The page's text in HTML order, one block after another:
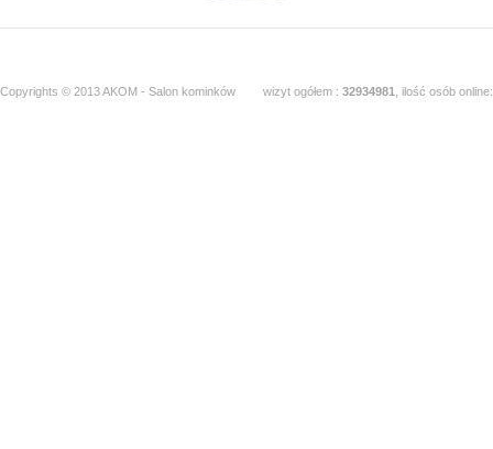
Copyrights © 2013 AKOM - Salon kominków wizyt ogółem : 32934981 , ilość osób